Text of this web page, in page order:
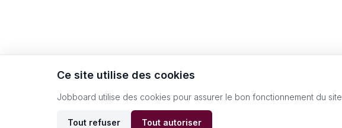
Ce site utilise des cookies
Jobboard utilise des cookies pour assurer le bon fonctionnement du
Tout refuser Tout autoriser